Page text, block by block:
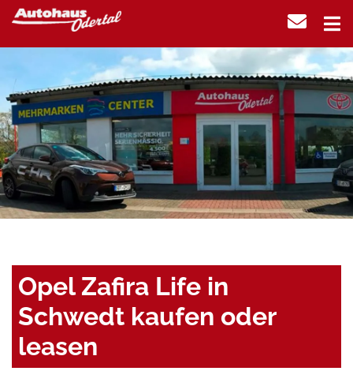
Opel Zafira Life in
Schwedt kaufen oder
leasen